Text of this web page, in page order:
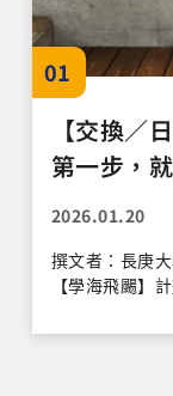
01
【交換／
第一步，
2026.01.20
撰文者：長庚大學
【學海飛颺】